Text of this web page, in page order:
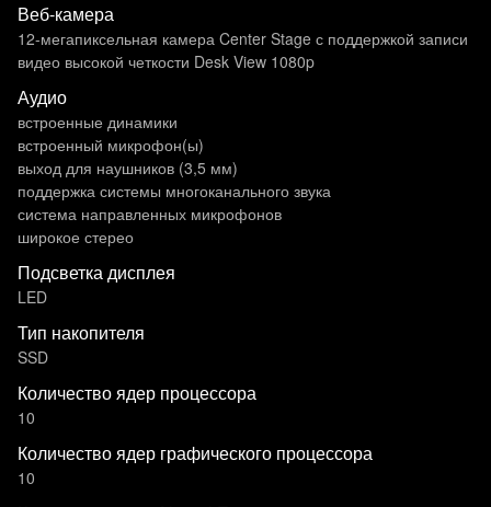
Веб-камера
12-мегапиксельная камера Center Stage с поддержкой записи
видео высокой четкости Desk View 1080p
Аудио
встроенные динамики
встроенный микрофон(ы)
выход для наушников (3,5 мм)
поддержка системы многоканального звука
система направленных микрофонов
широкое стерео
Подсветка дисплея
LED
Тип накопителя
SSD
Количество ядер процессора
10
Количество ядер графического процессора
10